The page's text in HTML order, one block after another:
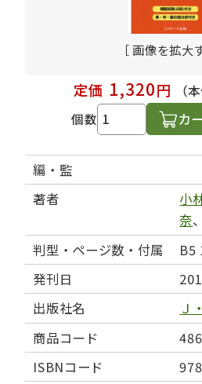
［ 画像を拡大
定価 1,320円
（
個数
カ
編・監
著者
小
奈、
判型・ページ数・付属
B5
発刊日
出版社名
Ｊ
商品コード
ISBNコード